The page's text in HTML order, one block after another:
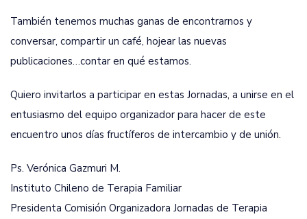
También tenemos muchas ganas de encontrarnos y
conversar, compartir un café, hojear las nuevas
publicaciones…contar en qué estamos.
Quiero invitarlos a participar en estas Jornadas, a unirse en el
entusiasmo del equipo organizador para hacer de este
encuentro unos días fructíferos de intercambio y de unión.
Ps. Verónica Gazmuri M.
Instituto Chileno de Terapia Familiar
Presidenta Comisión Organizadora Jornadas de Terapia